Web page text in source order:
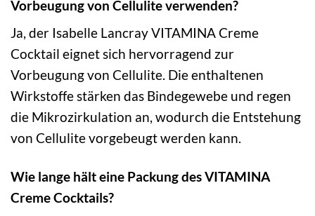
Vorbeugung von Cellulite verwenden?
Ja, der Isabelle Lancray VITAMINA Creme
Cocktail eignet sich hervorragend zur
Vorbeugung von Cellulite. Die enthaltenen
Wirkstoffe stärken das Bindegewebe und regen
die Mikrozirkulation an, wodurch die Entstehung
von Cellulite vorgebeugt werden kann.
Wie lange hält eine Packung des VITAMINA
Creme Cocktails?